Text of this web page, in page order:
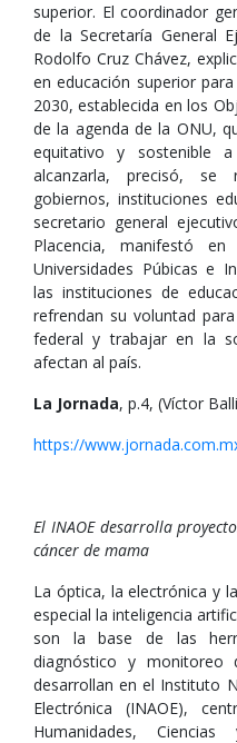
superior. El coordinador
de la Secretaría General
Rodolfo Cruz Chávez,
en educación superior
2030, establecida en los
de la agenda de la ONU,
equitativo y sostenible
alcanzarla, precisó, se
gobiernos, instituciones
secretario general
Placencia, manifestó
Universidades Púbicas e
las instituciones de
refrendan su voluntad
federal y trabajar en la
afectan al país.
La Jornada, p.4, (Víctor
https://
El INAOE desarrolla
cáncer de mama
La óptica, la electrónica y
especial la inteligencia
son la base de las
diagnóstico y
desarrollan en el Instituto
Electrónica (INAOE),
Humanidades,